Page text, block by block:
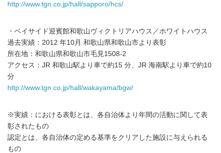
http://www.tgn.co.jp/hall/sapporo/hcs/
・ベイサイド迎賓館和歌山ヴィクトリアハウス／ホワイトハウス
過去実績：2012 年10月 和歌山県和歌山市より表彰
所在地：和歌山県和歌山市毛見1508-2
アクセス：JR 和歌山駅より車で約15 分、JR 海南駅より車で約10
分
http://www.tgn.co.jp/hall/wakayama/bgw/
※実績：における表彰とは、各自治体より年間の活動に関して表
彰されたもの
認定とは、各自治体の定める基準をクリアした施設に与えられる
もの